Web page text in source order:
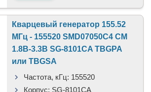
Кварцевый генератор 155.52
МГц - 155520 SMD07050C4 CM
1.8В-3.3В SG-8101CA TBGPA
или TBGSA
Частота, кГц: 155520
Корпус: SG-8101CA